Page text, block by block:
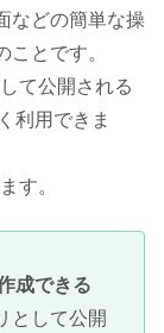
などの簡単な操
とです。
て公開される
利用できま
す。
成できる
として公開